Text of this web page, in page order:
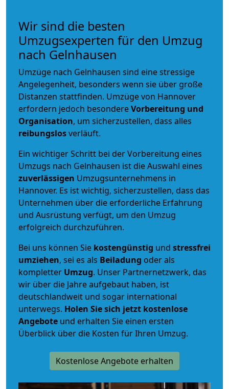
Wir sind die besten
Umzugsexperten für den Umzug
nach Gelnhausen
Umzüge nach Gelnhausen sind eine stressige
Angelegenheit, besonders wenn sie über große
Distanzen stattfinden. Umzüge von Hannover
erfordern jedoch besondereVorbereitung und
Organisation, um sicherzustellen, dass alles
reibungslosverläuft.
Ein wichtiger Schritt bei der Vorbereitung eines
Umzugs nach Gelnhausen ist die Auswahl eines
zuverlässigen Umzugsunternehmens in
Hannover. Es ist wichtig, sicherzustellen, dass das
Unternehmen über die erforderliche Erfahrung
und Ausrüstung verfügt, um den Umzug
erfolgreich durchzuführen.
Bei uns können Sie kostengünstig und stressfrei
umziehen, sei es als Beiladung oder als
kompletter Umzug. Unser Partnernetzwerk, das
wir über die Jahre aufgebaut haben, ist
deutschlandweit und sogar international
unterwegs. Holen Sie sich jetzt kostenlose
Angebote und erhalten Sie einen ersten
Überblick über die Kosten für Ihren Umzug.
Kostenlose Angebote erhalten